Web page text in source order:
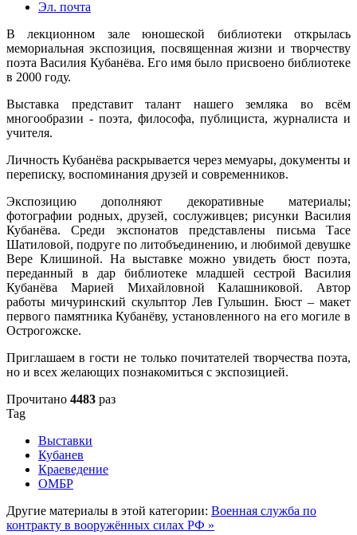
Эл. почта
В лекционном зале юношеской библиотеки открылась
мемориальная экспозиция, посвященная жизни и творчеству
поэта Василия Кубанёва. Его имя было присвоено библиотеке
в 2000 году.
Выставка представит талант нашего земляка во всём
многообразии - поэта, философа, публициста, журналиста и
учителя.
Личность Кубанёва раскрывается через мемуары, документы и
переписку, воспоминания друзей и современников.
Экспозицию дополняют декоративные материалы;
фотографии родных, друзей, сослуживцев; рисунки Василия
Кубанёва. Среди экспонатов представлены письма Тасе
Шатиловой, подруге по литобъединению, и любимой девушке
Вере Клишиной. На выставке можно увидеть бюст поэта,
переданный в дар библиотеке младшей сестрой Василия
Кубанёва Марией Михайловной Калашниковой. Автор
работы мичуринский скульптор Лев Гульшин. Бюст – макет
первого памятника Кубанёву, установленного на его могиле в
Острогожске.
Приглашаем в гости не только почитателей творчества поэта,
но и всех желающих познакомиться с экспозицией.
Прочитано 4483 раз
Tag
Выставки
Кубанев
Краеведение
ОМБР
Другие материалы в этой категории: Военная служба по
контракту в вооружённых силах РФ »